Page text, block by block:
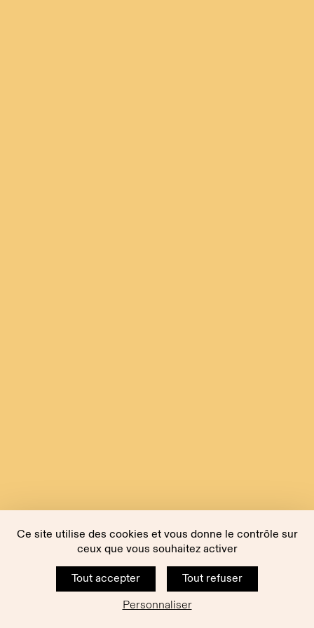
Ce site utilise des cookies et vous donne le contrôle sur
ceux que vous souhaitez activer
Tout accepter
Tout refuser
Personnaliser